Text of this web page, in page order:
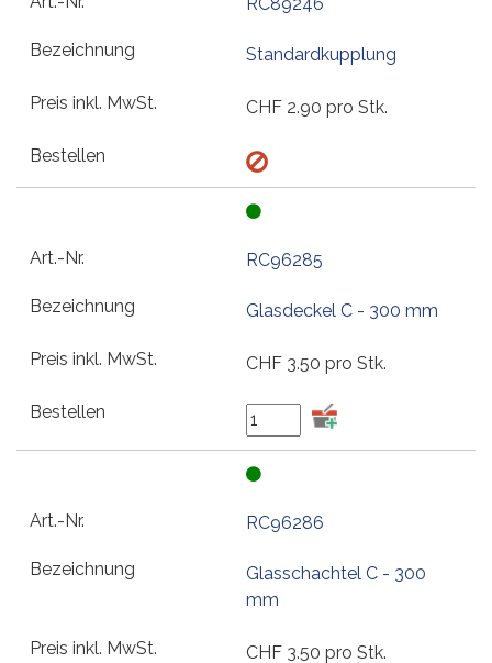
RC89246
Standardkupplung
CHF 2.90 pro Stk.
RC96285
Glasdeckel C - 300 mm
CHF 3.50 pro Stk.
RC96286
Glasschachtel C - 300
mm
CHF 3.50 pro Stk.